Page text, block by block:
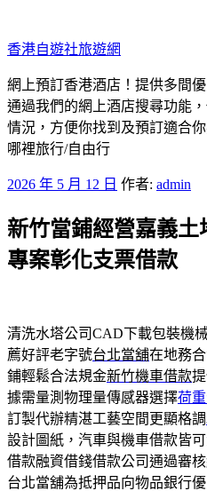
至
主
要
內
容
香港自遊社旅遊網
網上預訂香港酒店！提供多間
通過我們的網上酒店搜尋功能
情況，方便你找到及預訂適合
哪裡旅行/自由行
發
於
2026 年 5 月 12 日 作者: admin
新竹當鋪經營嘉義
專案彰化支票借款
清洗水塔公司CAD下載包裝機
薦好評老字號台北當舖在地務
鋪輕鬆合法規金新竹機車借款
據需量測物理量傳感器選擇荷
訂製代辦精湛工藝空間更顯格調
設計圖紙，汽車與機車借款皆
借款融資借錢借款公司通過審
台北當舖為抵押品向物品銀行